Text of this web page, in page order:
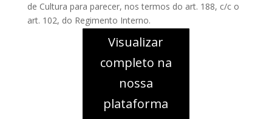
de Cultura para parecer, nos termos do art. 188, c/c o
art. 102, do Regimento Interno.
Visualizar
completo na
nossa
plataforma